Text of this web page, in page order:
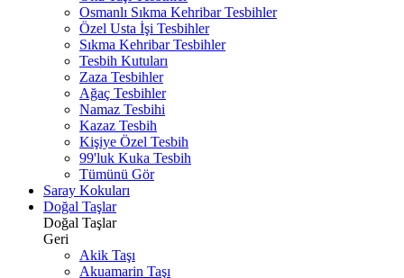
Osmanlı Sıkma Kehribar Tesbihler
Özel Usta İşi Tesbihler
Sıkma Kehribar Tesbihler
Tesbih Kutuları
Zaza Tesbihler
Ağaç Tesbihler
Namaz Tesbihi
Kazaz Tesbih
Kişiye Özel Tesbih
99'luk Kuka Tesbih
Tümünü Gör
Saray Kokuları
Doğal Taşlar
Doğal Taşlar
Geri
Akik Taşı
Akuamarin Taşı